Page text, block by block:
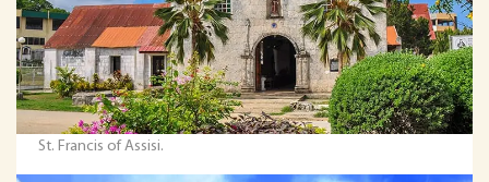
St. Francis of Assisi.